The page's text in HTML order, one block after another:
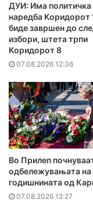
ДУИ: Има политичка
наредба Коридорот
биде завршен до
избори, штета трпи
Коридорот 8
07.08.2026 12:36
Во Прилеп
одбележувањата
годишнината од
07.08.2026 12:27